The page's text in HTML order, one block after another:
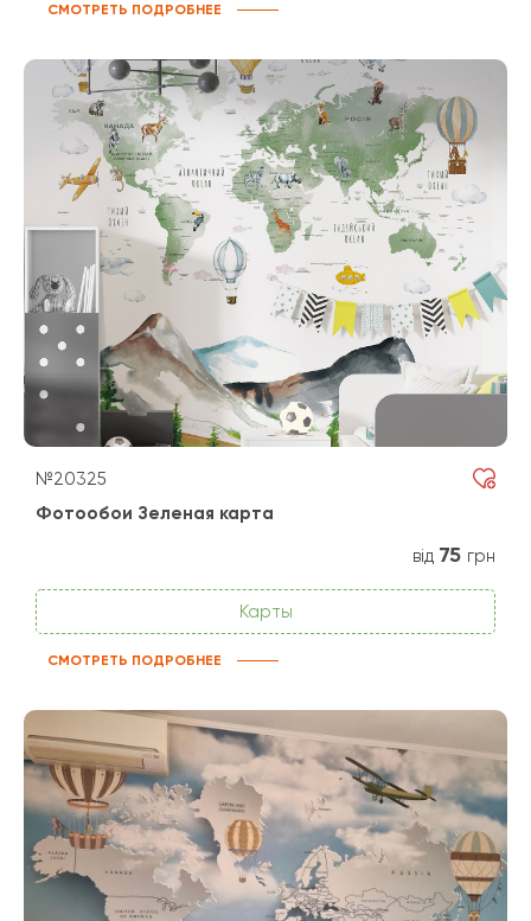
СМОТРЕТЬ ПОДРОБНЕЕ
№20325
Фотообои Зеленая карта
від 75 грн
Карты
СМОТРЕТЬ ПОДРОБНЕЕ